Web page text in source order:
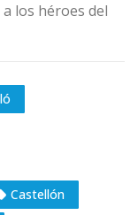
los héroes del
Castellón